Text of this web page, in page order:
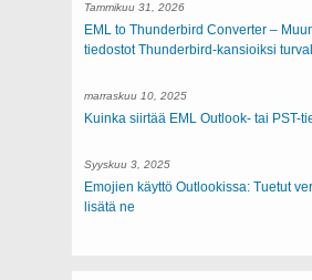
Tammikuu 31, 2026
EML to Thunderbird Converter –
tiedostot Thunderbird-kansioiksi
marraskuu 10, 2025
Kuinka siirtää EML Outlook- tai PST-
Syyskuu 3, 2025
Emojien käyttö Outlookissa: Tuetut
lisätä ne